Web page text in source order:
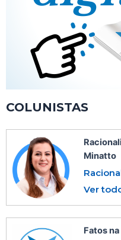
COLUNISTAS
Minatto
Ver
Fatos